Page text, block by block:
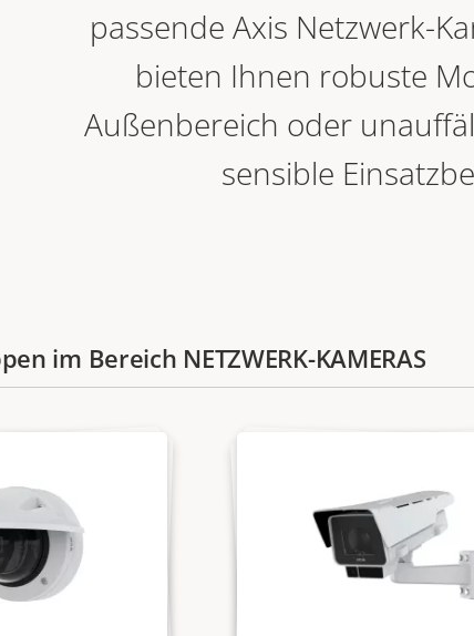
passende Axis Netzwerk-
bieten Ihnen robuste
Außenbereich oder
sensible
im Bereich NETZWERK-KAMERAS